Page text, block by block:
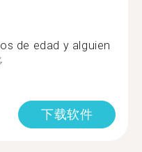
de edad y alguien
下载软件